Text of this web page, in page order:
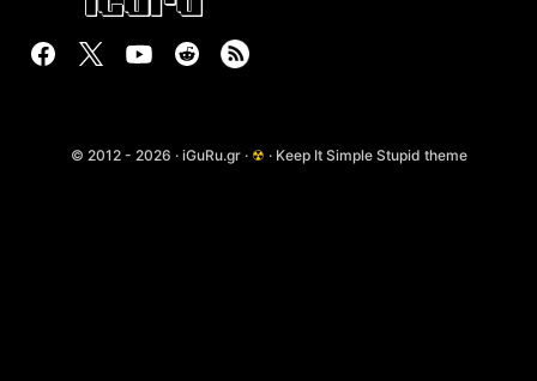
© 2012 - 2026 · iGuRu.gr · ☢ · Keep It Simple Stupid theme